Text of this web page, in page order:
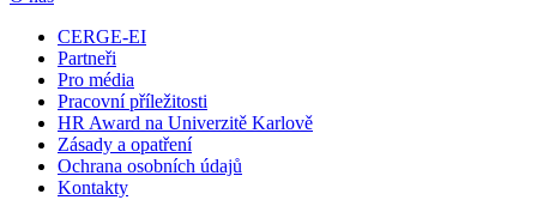
CERGE-EI
Partneři
Pro média
Pracovní příležitosti
HR Award na Univerzitě Karlově
Zásady a opatření
Ochrana osobních údajů
Kontakty